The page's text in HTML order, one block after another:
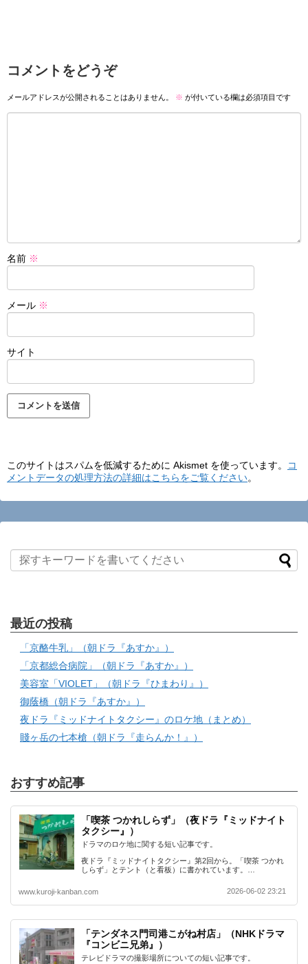
コメントをどうぞ
メールアドレスが公開されることはありません。 ※ が付いている欄は必須項目です
名前 ※
メール ※
サイト
このサイトはスパムを低減するために Akismet を使っています。
コ
メントデータの処理方法の詳細はこちらをご覧ください。
最近の投稿
「京酪牛乳」（朝ドラ『あすか』）
「京都総合病院」（朝ドラ『あすか』）
美容室「VIOLET」（朝ドラ『ひまわり』）
御蔭橋（朝ドラ『あすか』）
夜ドラ『ミッドナイトタクシー』のロケ地（まとめ）
賤ヶ岳の七本槍（朝ドラ『走らんか！』）
おすすめ記事
「喫茶 つかれしらず」（夜ドラ『ミッドナイト
タクシー』）
ドラマのロケ地に関する短い記事です。
夜ドラ『ミッドナイトタクシー』第2回から。「喫茶 つかれ
しらず」とテント（と看板）に書かれています。…
www.kuroji-kanban.com 2026-06-02 23:21
「テンダネス門司港こがね村店」（NHKドラマ
『コンビニ兄弟』）
テレビドラマの撮影場所についての短い記事です。